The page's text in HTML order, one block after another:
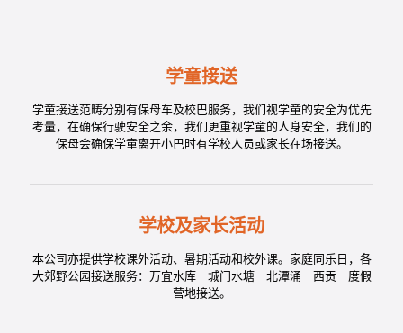
学童接送
学童接送范畴分别有保母车及校巴服务，我们视学童的安全为优先
考量，在确保行驶安全之余，我们更重视学童的人身安全，我们的
保母会确保学童离开小巴时有学校人员或家长在场接送。
学校及家长活动
本公司亦提供学校课外活动、暑期活动和校外课。家庭同乐日，各
大郊野公园接送服务：万宜水库 城门水塘 北潭涌 西贡 度假
营地接送。